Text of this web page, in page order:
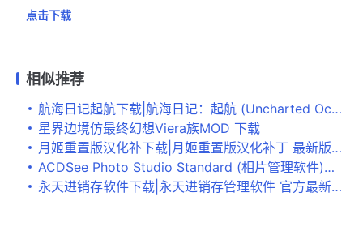
点击下载
相似推荐
航海日记起航下载|航海日记：起航 (Uncharted Ocean)PC中文版下载
星界边境仿最终幻想Viera族MOD 下载
月姬重置版汉化补下载|月姬重置版汉化补丁 最新版v1.0 百度网盘下载
ACDSee Photo Studio Standard (相片管理软件)官方版v2019下载
永天进销存软件下载|永天进销存管理软件 官方最新版v4.1.2下载